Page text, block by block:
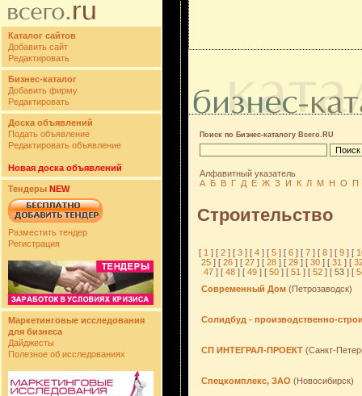
Каталог сайтов
Добавить сайт
Редактировать
Бизнес-каталог
Добавить фирму
Редактировать
Доска объявлений
Подать объявление
Редактировать объявление
Новая доска объявлений
Тендеры NEW
Разместить тендер
Регистрация
Маркетинговые исследования
для бизнеса
Дайджесты
Полезное об исследованиях
Поиск по Бизнес-каталогу Всего.RU
Алфавитный указатель
А Б В Г Д Е Ж З И К Л М Н О П
Строительство
[ 1 ] [ 2 ] [ 3 ] [ 4 ] [ 5 ] [ 6 ] [ 7 ] [ 8 ] [ 9 ] [
25 ] [26 ] [27 ] [28 ] [29 ] [30 ] [31 ] [
47 ] [48 ] [49 ] [50 ] [51 ] [52 ] [ 53 ] [
Современный Дом (Петрозаводск)
Солидбуд - производственно-
СП ИНТЕГРАЛ-ПРОЕКТ (Санкт-
Спецкомплекс, ЗАО (Новосибирск)